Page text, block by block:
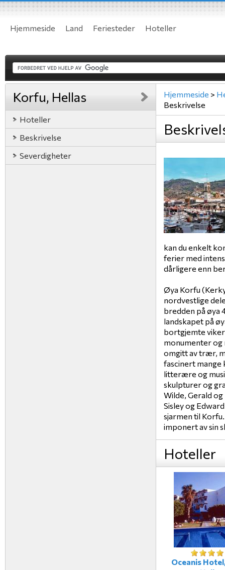
Hjemmeside Land Feriesteder Hoteller
Korfu, Hellas
Hoteller
Beskrivelse
Severdigheter
Hjemmeside >
Beskrivelse
kan du enkelt
ferier med
dårligere enn
Øya Korfu
nordvestlige
bredden på øya
landskapet på
bortgjemte
monumenter
omgitt av trær,
fascinert mange
litterære og
skulpturer og
Wilde, Gerald
Sisley og
sjarmen til
imponert av sin
Hoteller
Oceanis